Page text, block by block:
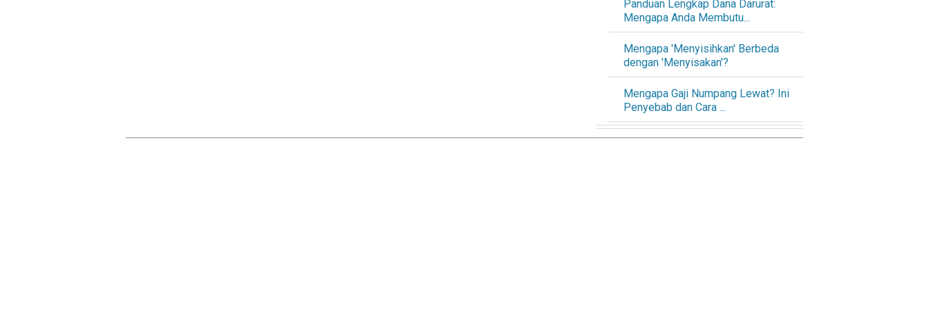
Panduan Lengkap Dana Darurat:
Mengapa Anda Membutu...
Mengapa 'Menyisihkan' Berbeda
dengan 'Menyisakan'?
Mengapa Gaji Numpang Lewat? Ini
Penyebab dan Cara ...